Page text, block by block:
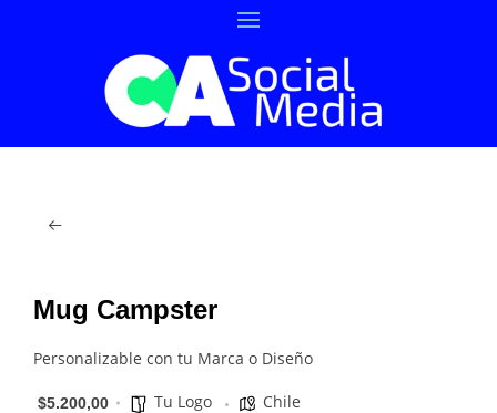
Mug Campster
Personalizable con tu Marca o Diseño
$5.200,00 Tu Logo Chile